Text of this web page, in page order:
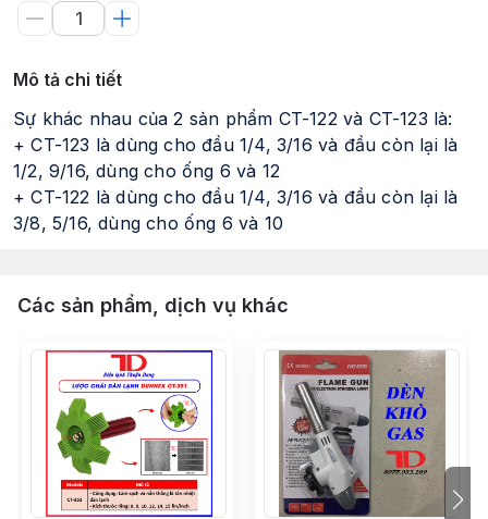
Mô tả chi tiết
Sự khác nhau của 2 sản phẩm CT-122 và CT-123 là:
+ CT-123 là dùng cho đầu 1/4, 3/16 và đầu còn lại là
1/2, 9/16, dùng cho ống 6 và 12
+ CT-122 là dùng cho đầu 1/4, 3/16 và đầu còn lại là
3/8, 5/16, dùng cho ống 6 và 10
Các sản phẩm, dịch vụ khác